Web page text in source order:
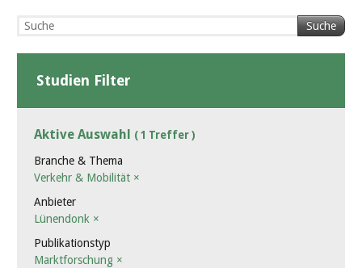
Suche
Studien Filter
Aktive Auswahl ( 1 Treffer )
Branche & Thema
Verkehr & Mobilität ×
Anbieter
Lünendonk ×
Publikationstyp
Marktforschung ×